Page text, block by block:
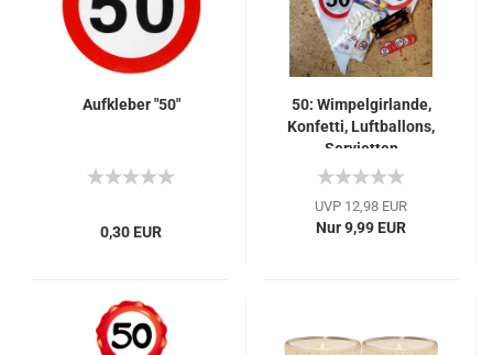
Aufkleber "50"
0,30 EUR
50: Wimpelgirlande,
Konfetti, Luftballons,
Servietten
UVP 12,98 EUR
Nur 9,99 EUR